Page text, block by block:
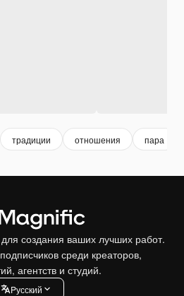
традиции отношения пара
создания ваших лучших работ.
среди креаторов,
агентств и студий.
Pусский